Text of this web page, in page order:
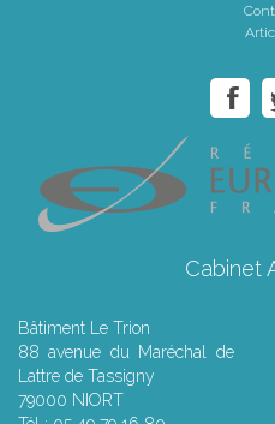
Cabinet
Bâtiment Le Trion
88 avenue du Maréchal de
Lattre de Tassigny
79000 NIORT